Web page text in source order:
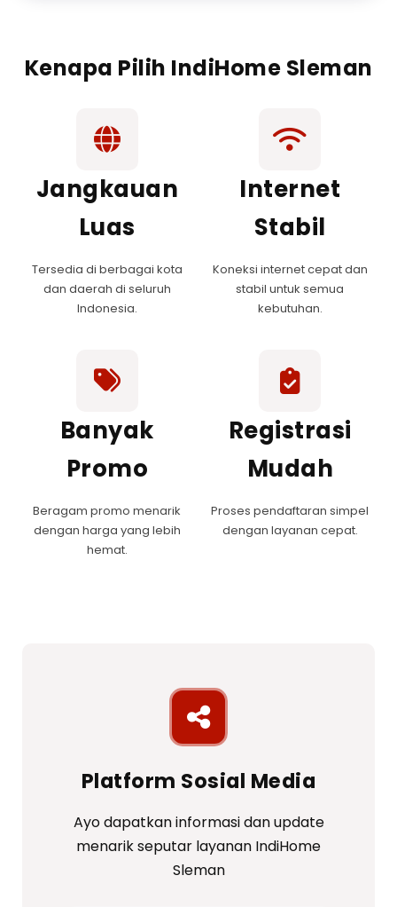
Kenapa Pilih IndiHome Sleman
Jangkauan
Luas
Tersedia di berbagai kota
dan daerah di seluruh
Indonesia.
Internet
Stabil
Koneksi internet cepat dan
stabil untuk semua
kebutuhan.
Banyak
Promo
Beragam promo menarik
dengan harga yang lebih
hemat.
Registrasi
Mudah
Proses pendaftaran simpel
dengan layanan cepat.
Platform Sosial Media
Ayo dapatkan informasi dan update
menarik seputar layanan IndiHome
Sleman